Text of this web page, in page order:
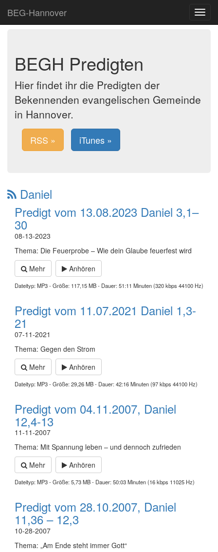
BEG-Hannover
Toggle
BEGH Predigten
Hier findet ihr die Predigten der
Bekennenden evangelischen Gemeinde
in Hannover.
RSS » iTunes »
Daniel
Predigt vom 13.08.2023 Daniel 3,1–
30
08-13-2023
Thema: Die Feuerprobe – Wie dein Glaube feuerfest wird
Mehr
Anhören
Dateityp: MP3 - Größe: 117,15 MB - Dauer: 51:11 Minuten (320 kbps 44100 Hz)
Predigt vom 11.07.2021 Daniel 1,3-
21
07-11-2021
Thema: Gegen den Strom
Mehr
Anhören
Dateityp: MP3 - Größe: 29,26 MB - Dauer: 42:16 Minuten (97 kbps 44100 Hz)
Predigt vom 04.11.2007, Daniel
12,4-13
11-11-2007
Thema: Mit Spannung leben – und dennoch zufrieden
Mehr
Anhören
Dateityp: MP3 - Größe: 5,73 MB - Dauer: 50:03 Minuten (16 kbps 11025 Hz)
Predigt vom 28.10.2007, Daniel
11,36 – 12,3
10-28-2007
Thema: „Am Ende steht immer Gott“